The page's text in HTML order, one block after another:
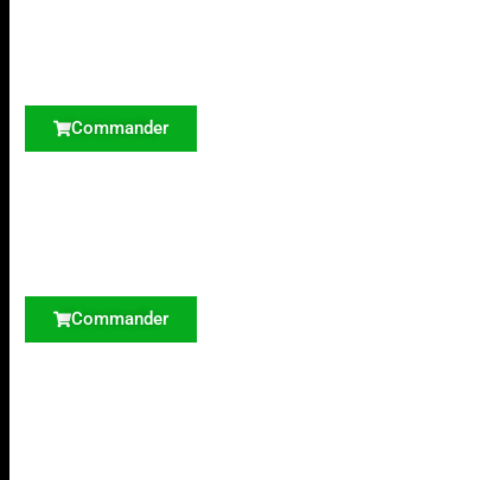
Commander
Commander